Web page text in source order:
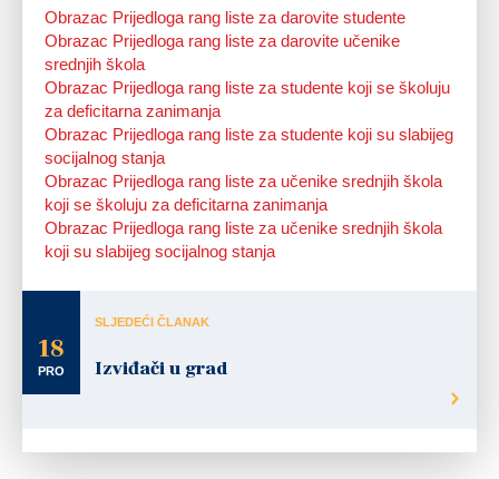
Obrazac Prijedloga rang liste za darovite studente
Obrazac Prijedloga rang liste za darovite učenike
srednjih škola
Obrazac Prijedloga rang liste za studente koji se školuju
za deficitarna zanimanja
Obrazac Prijedloga rang liste za studente koji su slabijeg
socijalnog stanja
Obrazac Prijedloga rang liste za učenike srednjih škola
koji se školuju za deficitarna zanimanja
Obrazac Prijedloga rang liste za učenike srednjih škola
koji su slabijeg socijalnog stanja
18
PRO
SLJEDEĆI ČLANAK
Izviđači u grad